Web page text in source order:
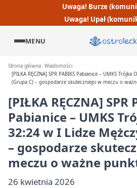
Uwaga! Burze
Uwaga! Upał
MENU
Strona główna Wiadomości
[PIŁKA RĘCZNA] SPR PABIKS Pabianice – UMKS
(Grupa C) – gospodarze skuteczniejsi w meczu o
[PIŁKA RĘCZNA] SPR
Pabianice – UMKS
32:24 w I Lidze
– gospodarze
meczu o ważne
26 kwietnia 2026